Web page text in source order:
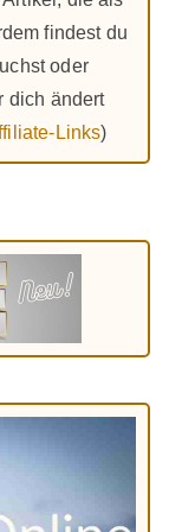
findest du
oder
dich ändert
Links)